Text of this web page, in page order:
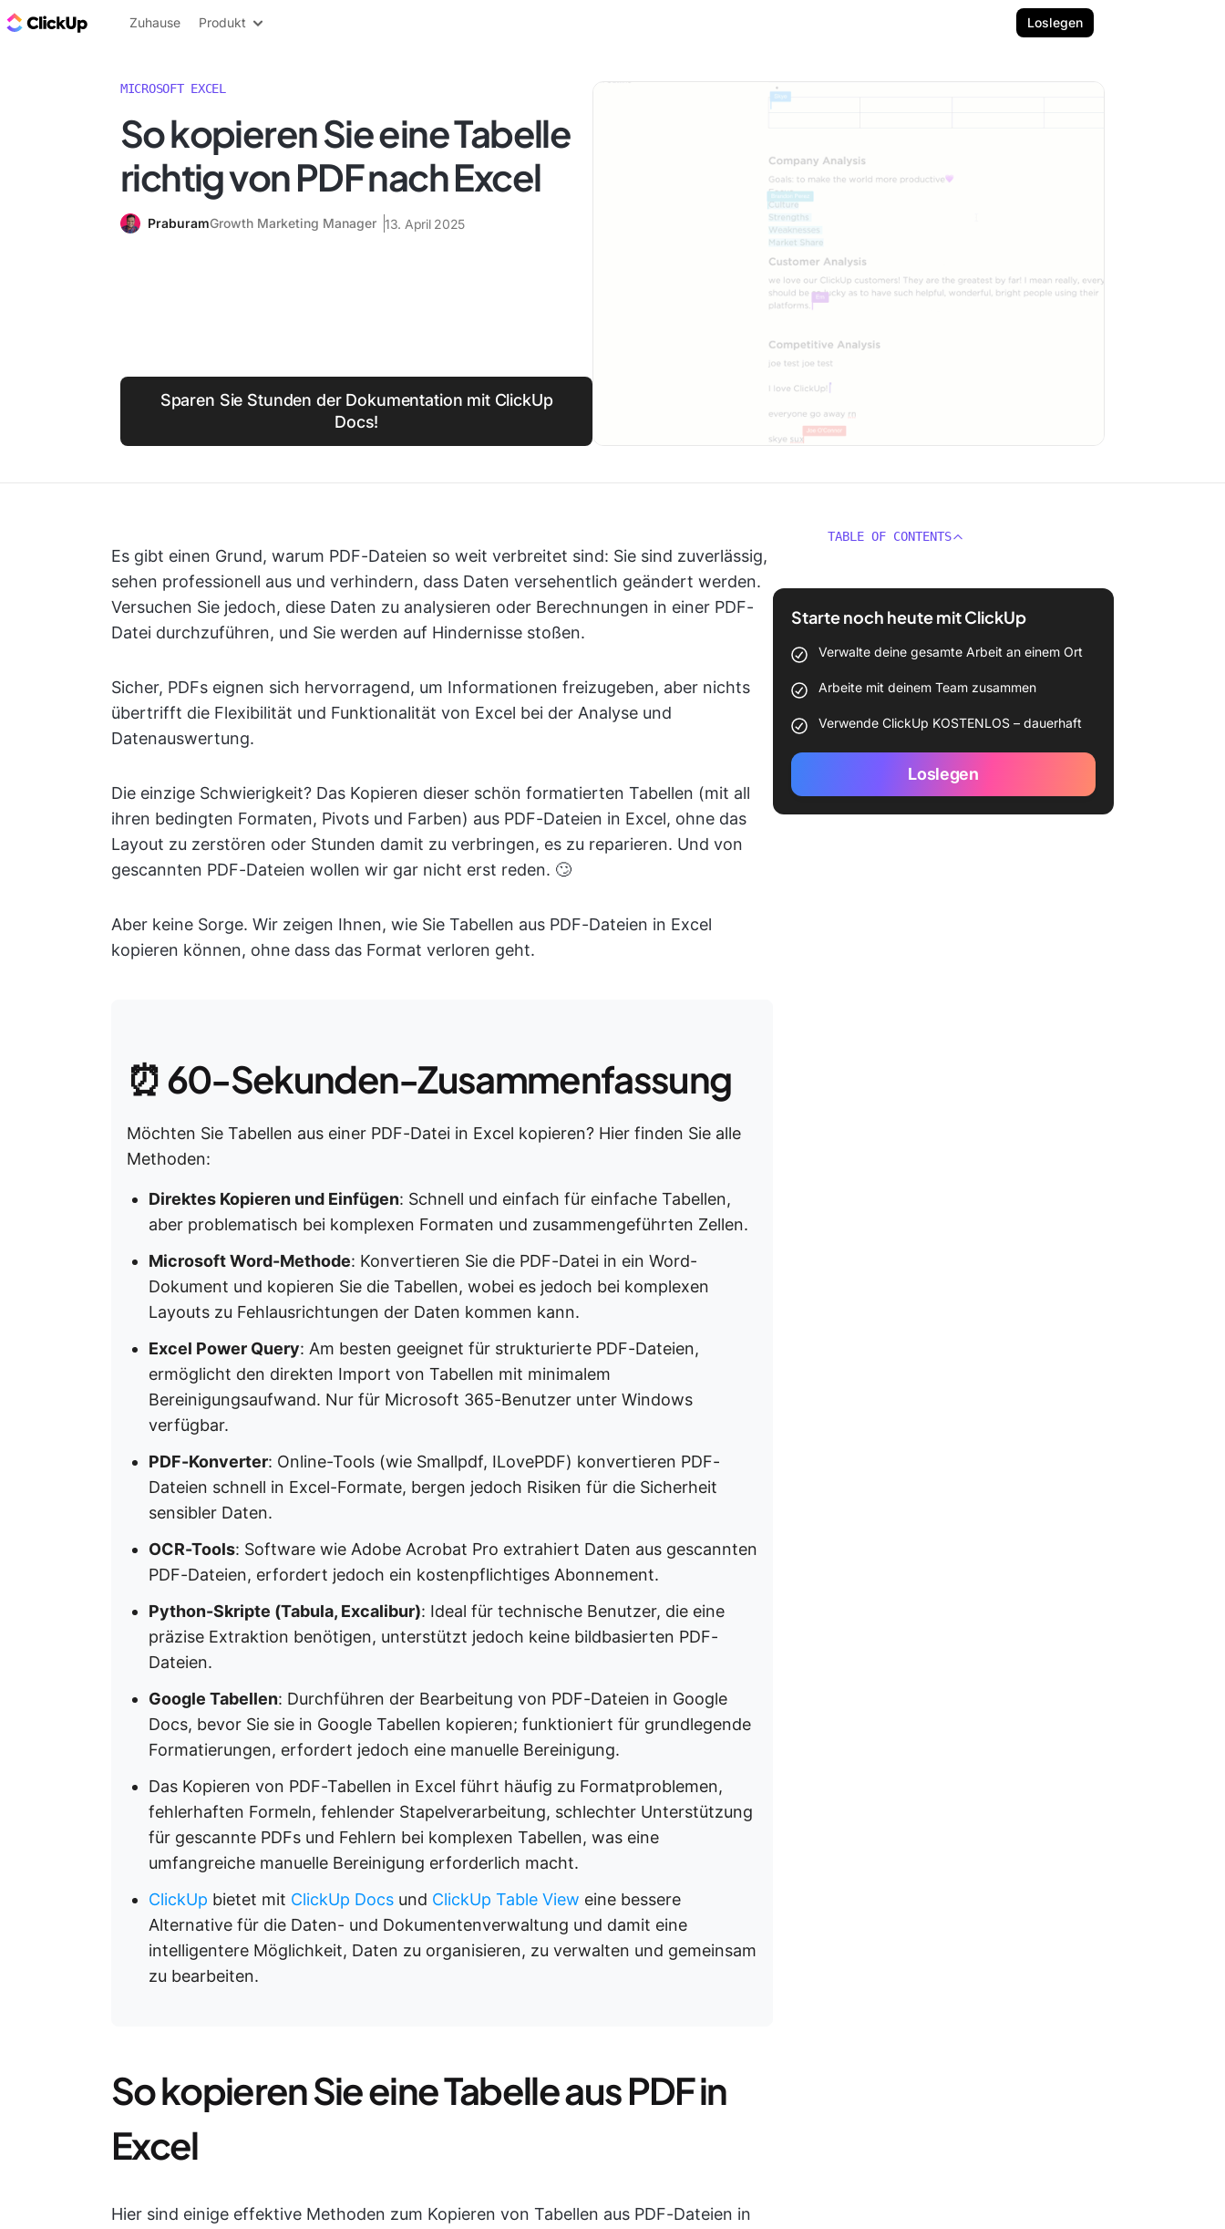
ClickUp Blog
Zuhause Produkt Loslegen
MICROSOFT EXCEL
So kopieren Sie eine Tabelle
richtig von PDF nach Excel
PraburamGrowth Marketing Manager 13. April 2025
Sparen Sie Stunden der Dokumentation mit ClickUp
Docs!
Es gibt einen Grund, warum PDF-Dateien so weit verbreitet sind: Sie sind zuverlässig,
sehen professionell aus und verhindern, dass Daten versehentlich geändert werden.
Versuchen Sie jedoch, diese Daten zu analysieren oder Berechnungen in einer PDF-
Datei durchzuführen, und Sie werden auf Hindernisse stoßen.
Sicher, PDFs eignen sich hervorragend, um Informationen freizugeben, aber nichts
übertrifft die Flexibilität und Funktionalität von Excel bei der Analyse und
Datenauswertung.
Die einzige Schwierigkeit? Das Kopieren dieser schön formatierten Tabellen (mit all
ihren bedingten Formaten, Pivots und Farben) aus PDF-Dateien in Excel, ohne das
Layout zu zerstören oder Stunden damit zu verbringen, es zu reparieren. Und von
gescannten PDF-Dateien wollen wir gar nicht erst reden. 🙄
Aber keine Sorge. Wir zeigen Ihnen, wie Sie Tabellen aus PDF-Dateien in Excel
kopieren können, ohne dass das Format verloren geht.
⏰ 60-Sekunden-Zusammenfassung
Möchten Sie Tabellen aus einer PDF-Datei in Excel kopieren? Hier finden Sie alle
Methoden:
Direktes Kopieren und Einfügen: Schnell und einfach für einfache Tabellen,
aber problematisch bei komplexen Formaten und zusammengeführten Zellen.
Microsoft Word-Methode: Konvertieren Sie die PDF-Datei in ein Word-
Dokument und kopieren Sie die Tabellen, wobei es jedoch bei komplexen
Layouts zu Fehlausrichtungen der Daten kommen kann.
Excel Power Query: Am besten geeignet für strukturierte PDF-Dateien,
ermöglicht den direkten Import von Tabellen mit minimalem
Bereinigungsaufwand. Nur für Microsoft 365-Benutzer unter Windows
verfügbar.
PDF-Konverter: Online-Tools (wie Smallpdf, ILovePDF) konvertieren PDF-
Dateien schnell in Excel-Formate, bergen jedoch Risiken für die Sicherheit
sensibler Daten.
OCR-Tools: Software wie Adobe Acrobat Pro extrahiert Daten aus gescannten
PDF-Dateien, erfordert jedoch ein kostenpflichtiges Abonnement.
Python-Skripte (Tabula, Excalibur): Ideal für technische Benutzer, die eine
präzise Extraktion benötigen, unterstützt jedoch keine bildbasierten PDF-
Dateien.
Google Tabellen: Durchführen der Bearbeitung von PDF-Dateien in Google
Docs, bevor Sie sie in Google Tabellen kopieren; funktioniert für grundlegende
Formatierungen, erfordert jedoch eine manuelle Bereinigung.
Das Kopieren von PDF-Tabellen in Excel führt häufig zu Formatproblemen,
fehlerhaften Formeln, fehlender Stapelverarbeitung, schlechter Unterstützung
für gescannte PDFs und Fehlern bei komplexen Tabellen, was eine
umfangreiche manuelle Bereinigung erforderlich macht.
ClickUp bietet mit ClickUp Docs und ClickUp Table View eine bessere
Alternative für die Daten- und Dokumentenverwaltung und damit eine
intelligentere Möglichkeit, Daten zu organisieren, zu verwalten und gemeinsam
zu bearbeiten.
So kopieren Sie eine Tabelle aus PDF in
Excel
Hier sind einige effektive Methoden zum Kopieren von Tabellen aus PDF-Dateien in
TABLE OF CONTENTS
Starte noch heute mit ClickUp
Verwalte deine gesamte Arbeit an einem Ort
Arbeite mit deinem Team zusammen
Verwende ClickUp KOSTENLOS – dauerhaft
Loslegen